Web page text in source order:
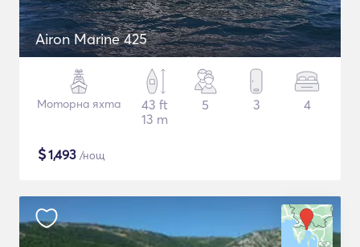
Airon Marine 425
Моторна яхта
43 ft
13 m
5 3 4
$1,493 /нощ